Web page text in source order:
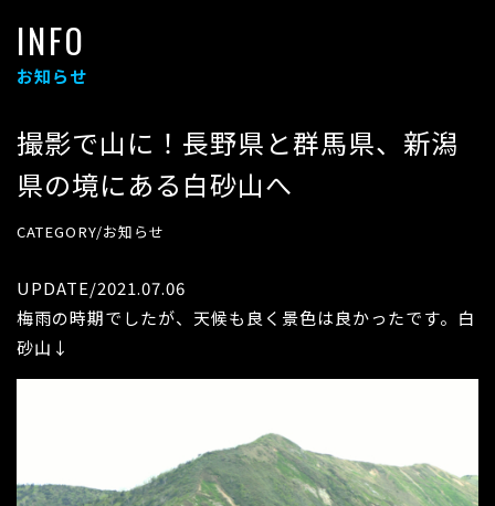
INFO
お知らせ
撮影で山に！長野県と群馬県、新潟
県の境にある白砂山へ
CATEGORY/お知らせ
UPDATE/2021.07.06
梅雨の時期でしたが、天候も良く景色は良かったです。白
砂山↓